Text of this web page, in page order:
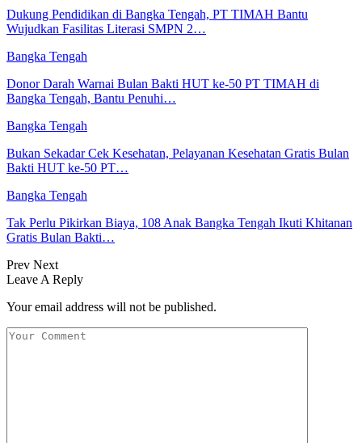
Dukung Pendidikan di Bangka Tengah, PT TIMAH Bantu
Wujudkan Fasilitas Literasi SMPN 2…
Bangka Tengah
Donor Darah Warnai Bulan Bakti HUT ke-50 PT TIMAH di
Bangka Tengah, Bantu Penuhi…
Bangka Tengah
Bukan Sekadar Cek Kesehatan, Pelayanan Kesehatan Gratis Bulan
Bakti HUT ke-50 PT…
Bangka Tengah
Tak Perlu Pikirkan Biaya, 108 Anak Bangka Tengah Ikuti Khitanan
Gratis Bulan Bakti…
Prev Next
Leave A Reply
Your email address will not be published.